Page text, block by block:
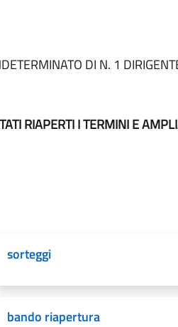
DI N. 1
RIAPERTI I TERMINI E
sorteggi
bando riapertura